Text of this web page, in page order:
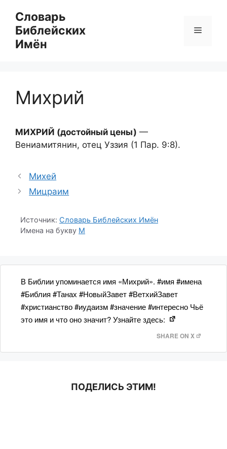
содержимому
Словарь
Библейских
Имён
Меню
Михрий
МИХРИЙ (достойный цены) —
Вениамитянин, отец Уззия (1 Пар. 9:8).
Михей
Мицраим
Источник: Словарь Библейских Имён
Имена на букву М
В Библии упоминается имя «Михрий». #имя #имена
#Библия #Танах #НовыйЗавет #ВетхийЗавет
#христианство #иудаизм #значение #интересно Чьё
это имя и что оно значит? Узнайте здесь:
SHARE ON X
ПОДЕЛИСЬ ЭТИМ!